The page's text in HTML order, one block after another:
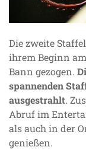
Die zweite
ihrem Beginn
Bann gezogen.
spannenden
ausgestrahlt.
Abruf im
als auch in der
genießen.